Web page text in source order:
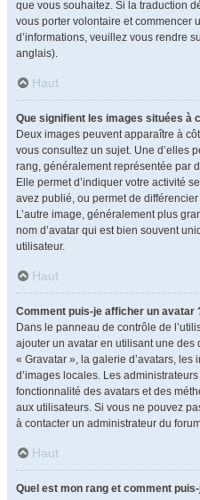
que vous souhaitez. Si la traduction
vous porter volontaire et commencer
d’informations, veuillez vous rendre
anglais).
Haut
Que signifient les images situées à
Deux images peuvent apparaître à
vous consultez un sujet. Une d’elles
rang, généralement représentée par
Elle permet d’indiquer votre activité
avez publié, ou permet de
L’autre image, généralement plus
nom d’avatar qui est bien souvent
utilisateur.
Haut
Comment puis-je afficher un avatar
Dans le panneau de contrôle de
ajouter un avatar en utilisant une des
« Gravatar », la galerie d’avatars, les
d’images locales. Les
fonctionnalité des avatars et des
aux utilisateurs. Si vous ne pouvez
à contacter un administrateur du
Haut
Quel est mon rang et comment